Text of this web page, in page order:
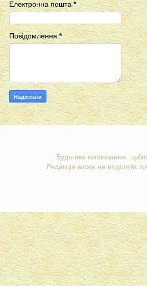
Електронна пошта*
Повідомлення*
Будь-яке копіювання,
Редакція може не поділяти